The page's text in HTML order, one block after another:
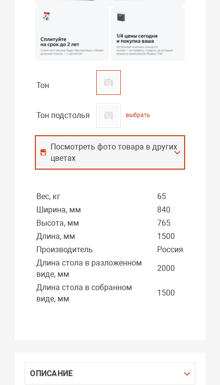
Тон
Тон подстолья выбрать
Посмотреть фото товара в других
цветах
Вес, кг
65
Ширина, мм
840
Высота, мм
765
Длина, мм
1500
Производитель
Россия
Длина стола в разложенном
виде, мм
2000
Длина стола в собранном
виде, мм
1500
ОПИСАНИЕ